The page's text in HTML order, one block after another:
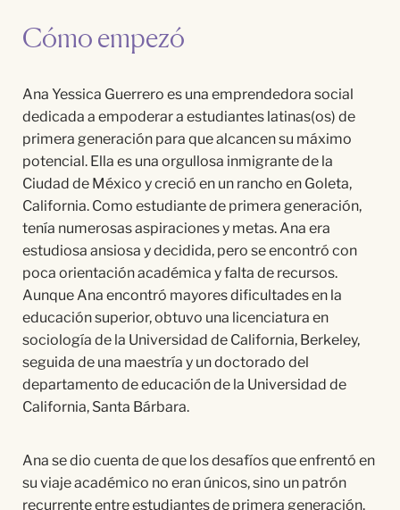
Cómo empezó
Ana Yessica Guerrero es una emprendedora social
dedicada a empoderar a estudiantes latinas(os) de
primera generación para que alcancen su máximo
potencial. Ella es una orgullosa inmigrante de la
Ciudad de México y creció en un rancho en Goleta,
California. Como estudiante de primera generación,
tenía numerosas aspiraciones y metas. Ana era
estudiosa ansiosa y decidida, pero se encontró con
poca orientación académica y falta de recursos.
Aunque Ana encontró mayores dificultades en la
educación superior, obtuvo una licenciatura en
sociología de la Universidad de California, Berkeley,
seguida de una maestría y un doctorado del
departamento de educación de la Universidad de
California, Santa Bárbara.
Ana se dio cuenta de que los desafíos que enfrentó en
su viaje académico no eran únicos, sino un patrón
recurrente entre estudiantes de primera generación.